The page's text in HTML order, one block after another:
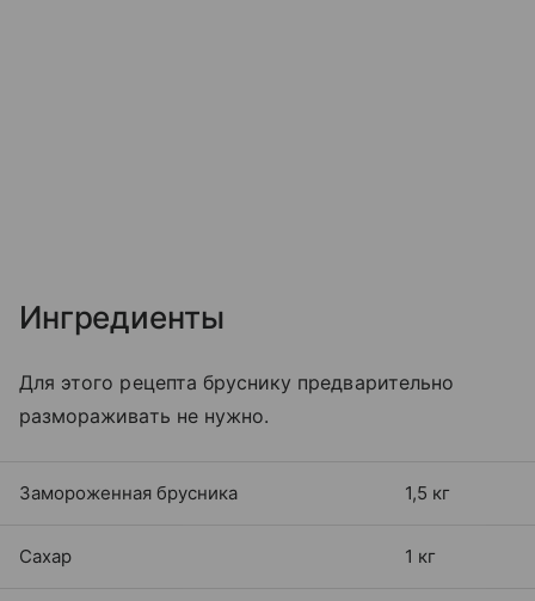
Ингредиенты
Для этого рецепта бруснику предварительно
размораживать не нужно.
Замороженная брусника 1,5 кг
Сахар 1 кг